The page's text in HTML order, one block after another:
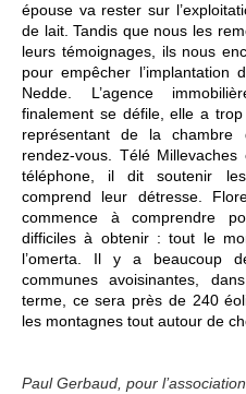
épouse va rester sur
de lait. Tandis que nous les
leurs témoignages, ils nous
pour empêcher
Nedde. L’agence
finalement se défile, elle a
représentant de la chambre
rendez-vous. Télé
téléphone, il dit soutenir
comprend leur détresse.
commence à comprendre
difficiles à obtenir : tout le
l’omerta. Il y a beaucoup
communes avoisinantes,
terme, ce sera près de 240
les montagnes tout autour de
Paul Gerbaud, pour